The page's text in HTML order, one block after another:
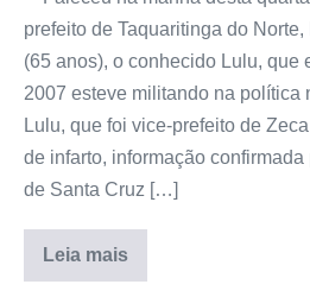
prefeito de Taquaritinga do
(65 anos), o conhecido Lulu, que
2007 esteve militando na política
Lulu, que foi vice-prefeito de
de infarto, informação confirmada
de Santa Cruz […]
Leia mais